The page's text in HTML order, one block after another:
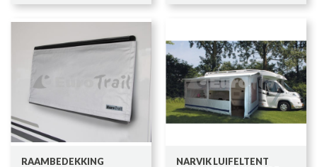
RAAMBEDEKKING
NARVIK LUIFELTENT